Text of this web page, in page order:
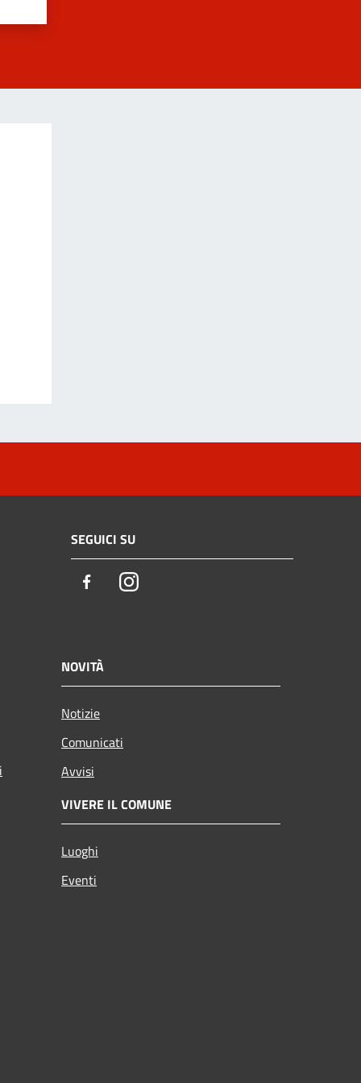
SEGUICI SU
FacebookInstagram
NOVITÀ
Notizie
Comunicati
Avvisi
VIVERE IL COMUNE
Luoghi
Eventi